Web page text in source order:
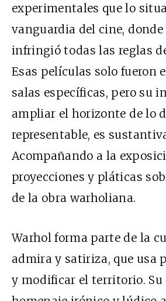
experimentales que lo
vanguardia del cine, donde
infringió todas las reglas
Esas películas solo fueron
salas específicas, pero su
ampliar el horizonte de lo
representable, es
Acompañando a la
proyecciones y pláticas
de la obra warholiana.
Warhol forma parte de la
admira y satiriza, que usa
y modificar el territorio. Su